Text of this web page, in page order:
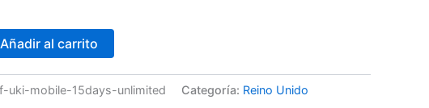
Añadir al carrito
uki-mobile-15days-unlimited Categoría: Reino Unido